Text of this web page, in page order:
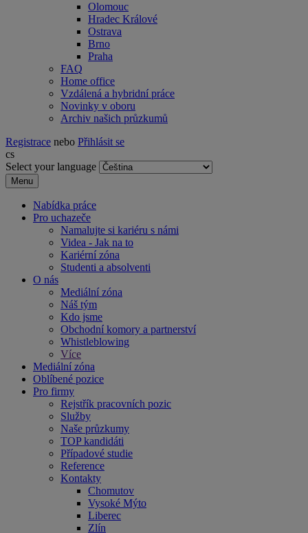
Olomouc
Hradec Králové
Ostrava
Brno
Praha
FAQ
Home office
Vzdálená a hybridní práce
Novinky v oboru
Archiv našich průzkumů
Registrace nebo Přihlásit se
cs
Select your language
Menu
Nabídka práce
Pro uchazeče
Namalujte si kariéru s námi
Videa - Jak na to
Kariérní zóna
Studenti a absolventi
O nás
Mediální zóna
Náš tým
Kdo jsme
Obchodní komory a partnerství
Whistleblowing
Více
Mediální zóna
Oblíbené pozice
Pro firmy
Rejstřík pracovních pozic
Služby
Naše průzkumy
TOP kandidáti
Případové studie
Reference
Kontakty
Chomutov
Vysoké Mýto
Liberec
Zlín